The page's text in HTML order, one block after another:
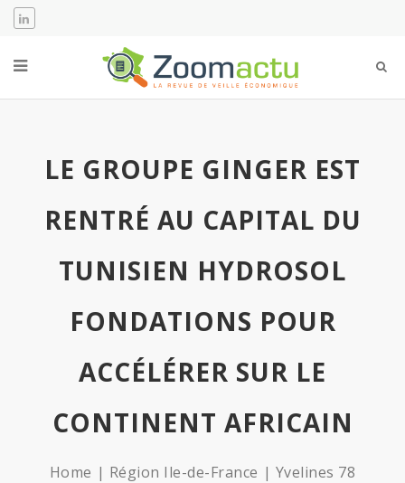
LE GROUPE GINGER EST
RENTRÉ AU CAPITAL DU
TUNISIEN HYDROSOL
FONDATIONS POUR
ACCÉLÉRER SUR LE
CONTINENT AFRICAIN
Home Région Ile-de-France
Yvelines 78